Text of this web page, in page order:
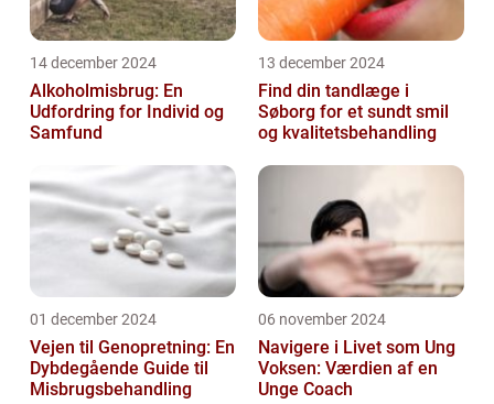
14 december 2024
Alkoholmisbrug: En
Udfordring for Individ og
Samfund
13 december 2024
Find din tandlæge i
Søborg for et sundt smil
og kvalitetsbehandling
01 december 2024
Vejen til Genopretning: En
Dybdegående Guide til
Misbrugsbehandling
06 november 2024
Navigere i Livet som Ung
Voksen: Værdien af en
Unge Coach